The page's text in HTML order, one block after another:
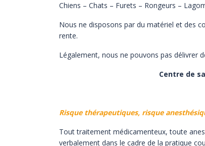
Chiens – Chats – Furets – Rongeurs –
Nous ne disposons par du matériel et des
rente.
Légalement, nous ne pouvons pas délivrer
Centre de
Risque thérapeutiques, risque
Tout traitement médicamenteux, toute
verbalement dans le cadre de la pratique